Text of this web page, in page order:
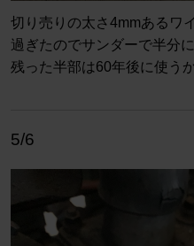
切り売りの太さ4mmあるワ
過ぎたのでサンダーで半分
残った半部は60年後に使う
5/6